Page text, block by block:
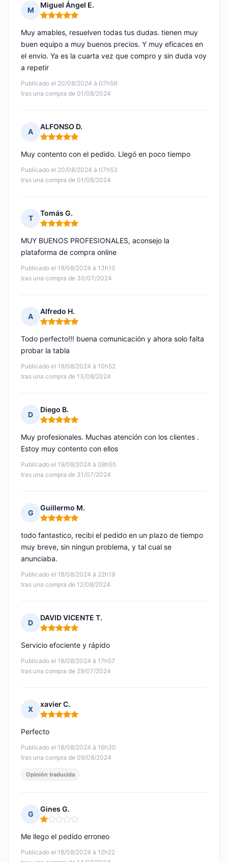
M
Miguel Ángel E.
Nota: 5 de 5
Publicado el 20/08/2024 à 07h59
tras una compra de 01/08/2024
Muy amables, resuelven todas tus dudas. tienen muy
buen equipo a muy buenos precios. Y muy eficaces en
el envio. Ya es la cuarta vez que compro y sin duda voy
a repetir
A
ALFONSO D.
Nota: 5 de 5
Publicado el 20/08/2024 à 07h53
tras una compra de 01/08/2024
Muy contento con el pedido. Llegó en poco tiempo
T
Tomás G.
Nota: 5 de 5
Publicado el 19/08/2024 à 13h10
tras una compra de 30/07/2024
MUY BUENOS PROFESIONALES, aconsejo la
plataforma de compra online
A
Alfredo H.
Nota: 5 de 5
Publicado el 19/08/2024 à 10h52
tras una compra de 13/08/2024
Todo perfecto!!! buena comunicación y ahora solo falta
probar la tabla
D
Diego B.
Nota: 5 de 5
Publicado el 19/08/2024 à 08h55
tras una compra de 31/07/2024
Muy profesionales. Muchas atención con los clientes .
Estoy muy contento con ellos
G
Guillermo M.
Nota: 5 de 5
Publicado el 18/08/2024 à 22h19
tras una compra de 12/08/2024
todo fantastico, recibi el pedido en un plazo de tiempo
muy breve, sin ningun problema, y tal cual se
anunciaba.
D
DAVID VICENTE T.
Nota: 5 de 5
Publicado el 18/08/2024 à 17h57
tras una compra de 29/07/2024
Servicio efociente y rápido
X
xavier C.
Nota: 5 de 5
Publicado el 18/08/2024 à 16h30
tras una compra de 09/08/2024
Perfecto
Opinión traducida
G
Gines G.
Nota: 1 de 5
Publicado el 18/08/2024 à 12h22
Me llego el pedido erroneo